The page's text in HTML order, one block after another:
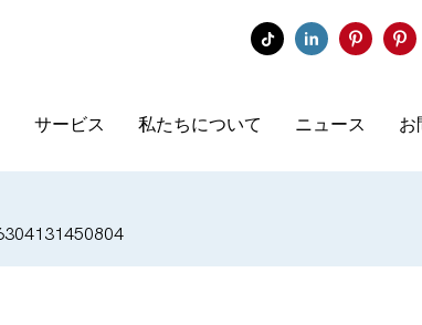
サービス 私たちについて ニュース お